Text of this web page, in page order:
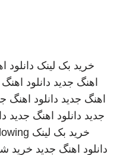
خرید بک لینک دانلود
اهنگ جدید دانلود
اهنگ جدید دانلود اهنگ
جدید دانلود اهنگ جدید
خرید بک لینک
دانلود اهنگ جدید خرید